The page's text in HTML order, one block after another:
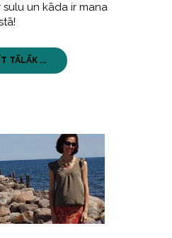
sulu un kāda ir mana
TĀLĀK ...